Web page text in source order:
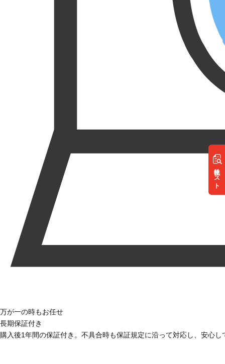
リスト
万が一の時もお任せ
長期保証付き
購入後1年間の保証付き。不具合時も保証規定に沿って対応し、安心